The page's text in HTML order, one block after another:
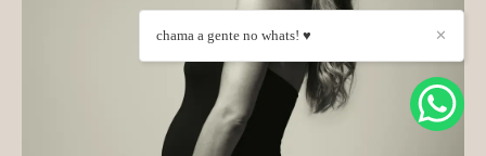
✕
chama a gente no whats! ♥